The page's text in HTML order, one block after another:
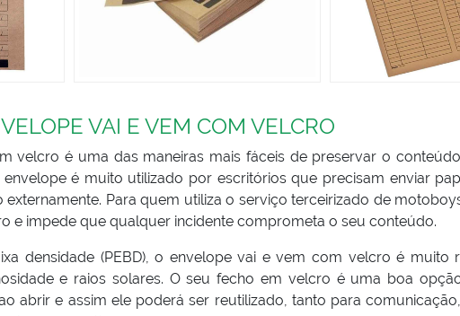
VAI E VEM COM VELCRO
velcro é uma das maneiras mais fáceis de preservar o
é muito utilizado por escritórios que precisam enviar
externamente. Para quem utiliza o serviço terceirizado de
e impede que qualquer incidente comprometa o seu conteúdo.
densidade (PEBD), o envelope vai e vem com velcro é muito
e raios solares. O seu fecho em velcro é uma boa
abrir e assim ele poderá ser reutilizado, tanto para